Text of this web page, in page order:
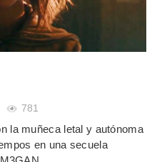
781
la muñeca letal y autónoma
en una secuela